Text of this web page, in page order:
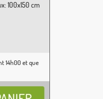
100x150 cm
14h00 et que